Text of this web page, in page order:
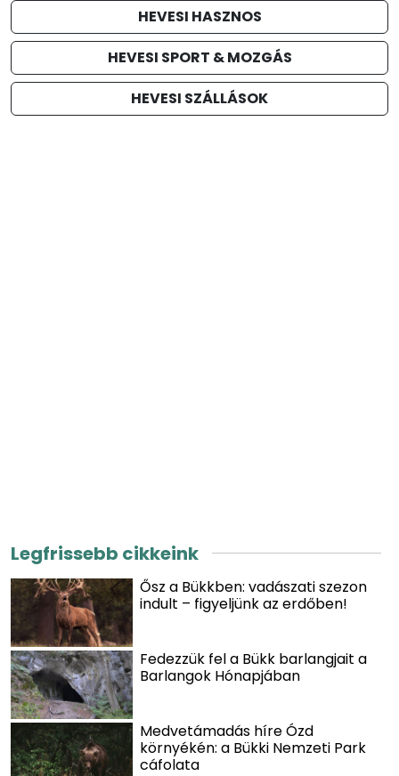
HEVESI HASZNOS
HEVESI SPORT & MOZGÁS
HEVESI SZÁLLÁSOK
Legfrissebb cikkeink
Ősz a Bükkben: vadászati szezon
indult – figyeljünk az erdőben!
Fedezzük fel a Bükk barlangjait a
Barlangok Hónapjában
Medvetámadás híre Ózd
környékén: a Bükki Nemzeti Park
cáfolata